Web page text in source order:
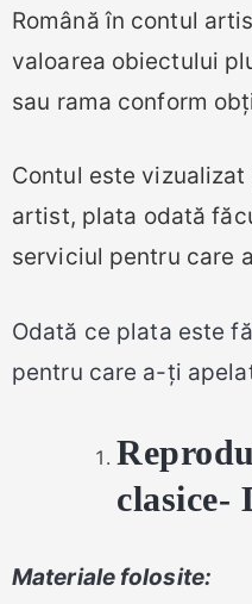
Română în contul
valoarea obiectului
sau rama conform
Contul este
artist, plata odată
serviciul pentru care
Odată ce plata este
pentru care a-ți
clasice-
Materiale folosite: